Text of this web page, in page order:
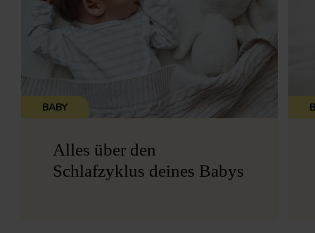
BABY
Alles über den
Schlafzyklus deines Babys